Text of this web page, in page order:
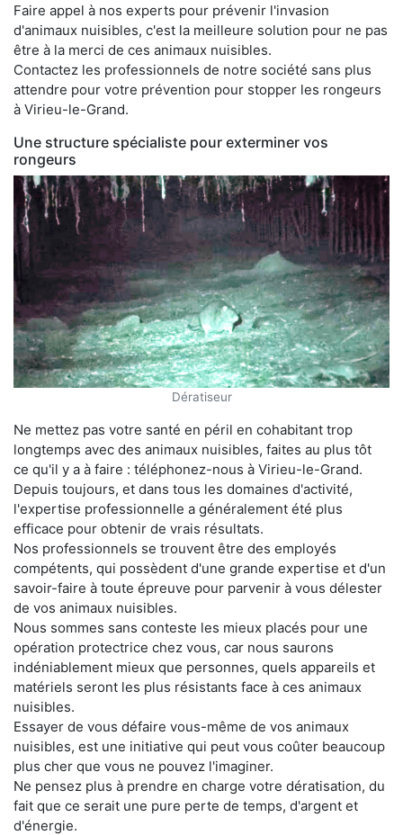
Faire appel à nos experts pour prévenir l'invasion
d'animaux nuisibles, c'est la meilleure solution pour ne pas
être à la merci de ces animaux nuisibles.
Contactez les professionnels de notre société sans plus
attendre pour votre prévention pour stopper les rongeurs
à Virieu-le-Grand.
Une structure spécialiste pour exterminer vos
rongeurs
Dératiseur
Ne mettez pas votre santé en péril en cohabitant trop
longtemps avec des animaux nuisibles, faites au plus tôt
ce qu'il y a à faire : téléphonez-nous à Virieu-le-Grand.
Depuis toujours, et dans tous les domaines d'activité,
l'expertise professionnelle a généralement été plus
efficace pour obtenir de vrais résultats.
Nos professionnels se trouvent être des employés
compétents, qui possèdent d'une grande expertise et d'un
savoir-faire à toute épreuve pour parvenir à vous délester
de vos animaux nuisibles.
Nous sommes sans conteste les mieux placés pour une
opération protectrice chez vous, car nous saurons
indéniablement mieux que personnes, quels appareils et
matériels seront les plus résistants face à ces animaux
nuisibles.
Essayer de vous défaire vous-même de vos animaux
nuisibles, est une initiative qui peut vous coûter beaucoup
plus cher que vous ne pouvez l'imaginer.
Ne pensez plus à prendre en charge votre dératisation, du
fait que ce serait une pure perte de temps, d'argent et
d'énergie.